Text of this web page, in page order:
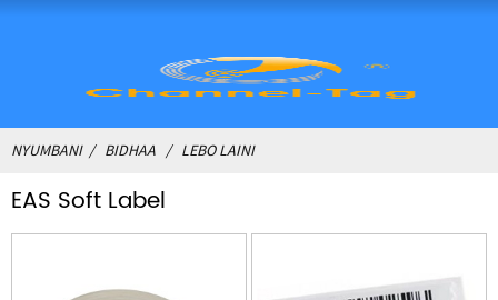
NYUMBANI BIDHAA LEBO LAINI
EAS Soft Label